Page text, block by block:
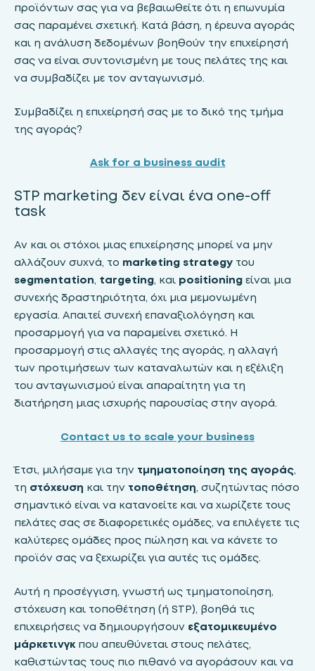
προϊόντων σας για να βεβαιωθείτε ότι η επωνυμία
σας παραμένει σχετική. Κατά βάση, η έρευνα αγοράς
και η ανάλυση δεδομένων βοηθούν την επιχείρησή
σας να είναι συντονισμένη με τους πελάτες της και
να συμβαδίζει με τον ανταγωνισμό.
Συμβαδίζει η επιχείρησή σας με το δικό της τμήμα
της αγοράς?
Ask for a business audit
STP marketing δεν είναι ένα one-off
task
Αν και οι στόχοι μιας επιχείρησης μπορεί να μην
αλλάζουν συχνά, το marketing strategy του
segmentation, targeting, και positioning είναι μια
συνεχής δραστηριότητα, όχι μια μεμονωμένη
εργασία. Απαιτεί συνεχή επαναξιολόγηση και
προσαρμογή για να παραμείνει σχετικό. Η
προσαρμογή στις αλλαγές της αγοράς, η αλλαγή
των προτιμήσεων των καταναλωτών και η εξέλιξη
του ανταγωνισμού είναι απαραίτητη για τη
διατήρηση μιας ισχυρής παρουσίας στην αγορά.
Contact us to scale your business
Έτσι, μιλήσαμε για την τμηματοποίηση της αγοράς,
τη στόχευση και την τοποθέτηση, συζητώντας πόσο
σημαντικό είναι να κατανοείτε και να χωρίζετε τους
πελάτες σας σε διαφορετικές ομάδες, να επιλέγετε τις
καλύτερες ομάδες προς πώληση και να κάνετε το
προϊόν σας να ξεχωρίζει για αυτές τις ομάδες.
Αυτή η προσέγγιση, γνωστή ως τμηματοποίηση,
στόχευση και τοποθέτηση (ή STP), βοηθά τις
επιχειρήσεις να δημιουργήσουν εξατομικευμένο
μάρκετινγκ που απευθύνεται στους πελάτες,
καθιστώντας τους πιο πιθανό να αγοράσουν και να